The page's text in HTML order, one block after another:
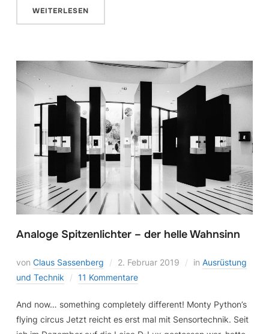
WEITERLESEN
Analoge Spitzenlichter – der helle Wahnsinn
von Claus Sassenberg 2. Februar 2019 in Ausrüstung
und Technik
11 Kommentare
And now… something completely different! Monty Python’s
flying circus Jetzt reicht es erst mal mit Sensortechnik. Seit